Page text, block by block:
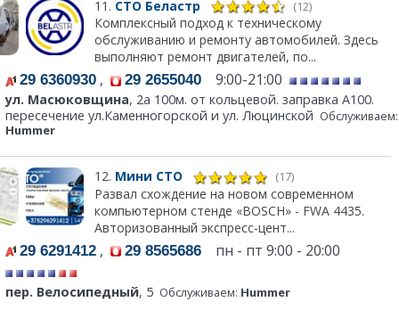
11. СТО Беластр (12)
Комплексный подход к техническому
обслуживанию и ремонту автомобилей. Здесь
выполняют ремонт двигателей, по...
29 6360930 , 29 2655040 9:00-21:00
ул. Масюковщина, 2а 100м. от кольцевой. заправка А100.
пересечение ул.Каменногорской и ул. Люцинской Обслуживаем:
Hummer
12. Мини СТО (17)
Развал схождение на новом современном
компьютерном стенде «BOSCH» - FWA 4435.
Авторизованный экспресс-цент...
29 6291412 , 29 8565686 пн - пт 9:00 - 20:00
пер. Велосипедный, 5 Обслуживаем: Hummer